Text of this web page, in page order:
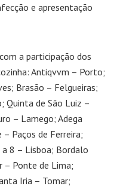
e apresentação
a participação dos
Antiqvvm – Porto;
Brasão – Felgueiras;
Quinta de São Luiz –
– Lamego; Adega
Paços de Ferreira;
8 – Lisboa; Bordalo
– Ponte de Lima;
Iria – Tomar;